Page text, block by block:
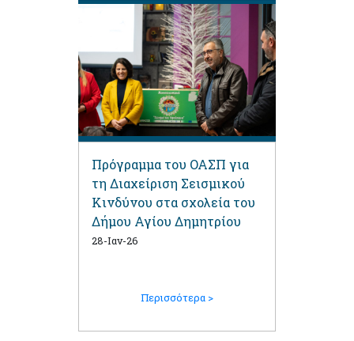
Πρόγραμμα του ΟΑΣΠ για
τη Διαχείριση Σεισμικού
Κινδύνου στα σχολεία του
Δήμου Αγίου Δημητρίου
28-Ιαν-26
Περισσότερα >